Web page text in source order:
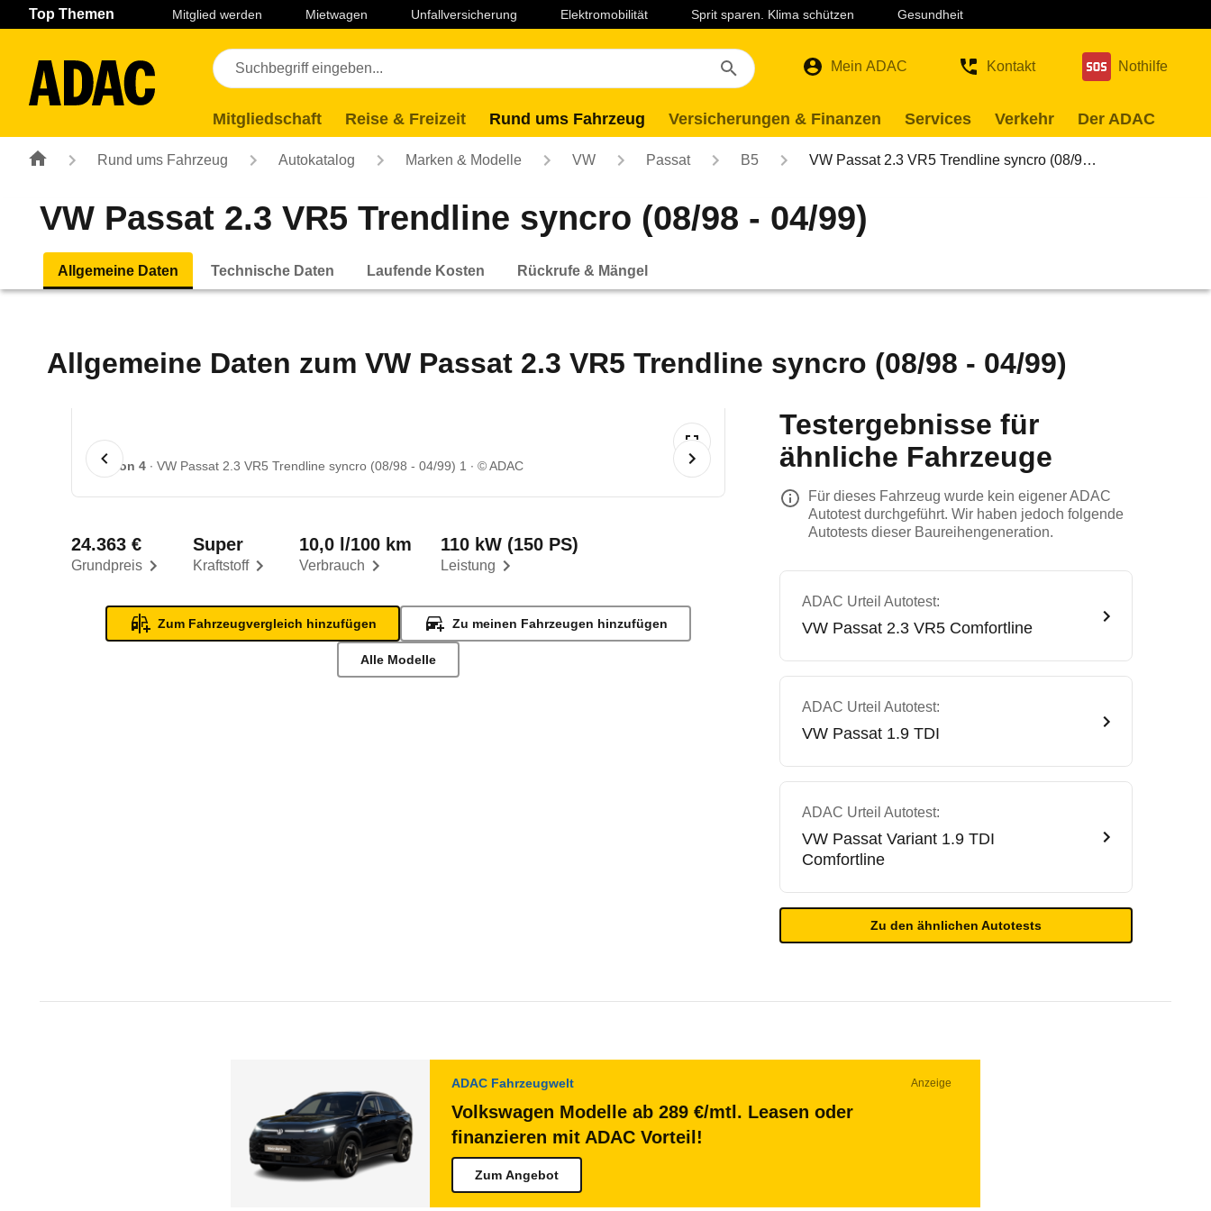
Navigation Seiteninhalt Fußzeile
Top Themen Mitglied werden Mietwagen Unfallversicherung Elektromobilität Sprit sparen. Klima schützen Gesundheit
Mein ADAC Kontakt Nothilfe
Mitgliedschaft Reise & Freizeit Rund ums Fahrzeug Versicherungen & Finanzen Services Verkehr Der ADAC
Rund ums Fahrzeug Autokatalog Marken & Modelle VW Passat B5 VW Passat 2.3 VR5 Trendline syncro (08/9…
VW Passat 2.3 VR5 Trendline syncro (08/98 - 04/99)
Allgemeine Daten Technische Daten Laufende Kosten Rückrufe & Mängel
Allgemeine Daten zum VW Passat 2.3 VR5 Trendline syncro (08/98 - 04/99)
1 von 4 VW Passat 2.3 VR5 Trendline syncro (08/98 - 04/99) 1 © ADAC
Grundpreis
24.363 €
Kraftstoff
Super
Verbrauch
10,0 l/100 km
Leistung
110 kW (150 PS)
Zum Fahrzeugvergleich hinzufügen Zu meinen Fahrzeugen hinzufügen
Alle Modelle
Testergebnisse für
ähnliche Fahrzeuge
Für dieses Fahrzeug wurde kein eigener ADAC
Autotest durchgeführt. Wir haben jedoch folgende
Autotests dieser Baureihengeneration.
ADAC Urteil Autotest:
VW Passat 2.3 VR5 Comfortline
ADAC Urteil Autotest:
VW Passat 1.9 TDI
ADAC Urteil Autotest:
VW Passat Variant 1.9 TDI
Comfortline
Zu den ähnlichen Autotests
ADAC Fahrzeugwelt Anzeige
Volkswagen Modelle ab 289 €/mtl. Leasen oder
finanzieren mit ADAC Vorteil!
Zum Angebot